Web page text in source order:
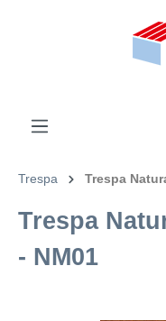
Trespa Trespa
Trespa
- NM01